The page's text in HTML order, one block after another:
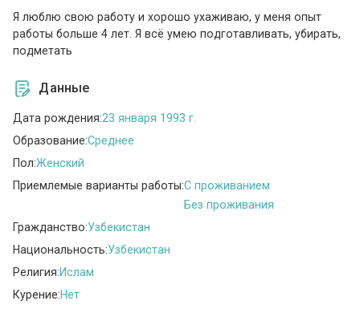
Я люблю свою работу и хорошо ухаживаю, у меня опыт
работы больше 4 лет. Я всё умею подготавливать, убирать,
подметать
Данные
Дата рождения:23 января 1993 г.
Образование:Среднее
Пол:Женский
Приемлемые варианты работы:C проживанием
Без проживания
Гражданство:Узбекистан
Национальность:Узбекистан
Религия:Ислам
Курение:Нет